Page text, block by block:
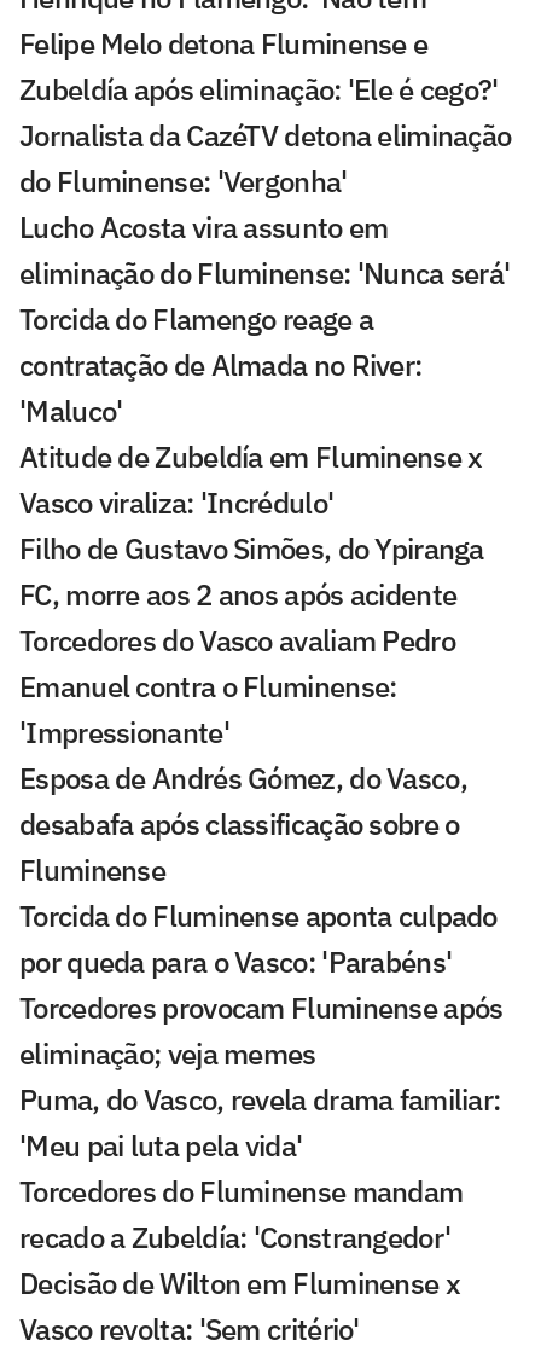
Felipe Melo detona Fluminense e
Zubeldía após eliminação: 'Ele é cego?'
Jornalista da CazéTV detona eliminação
do Fluminense: 'Vergonha'
Lucho Acosta vira assunto em
eliminação do Fluminense: 'Nunca será'
Torcida do Flamengo reage a
contratação de Almada no River:
'Maluco'
Atitude de Zubeldía em Fluminense x
Vasco viraliza: 'Incrédulo'
Filho de Gustavo Simões, do Ypiranga
FC, morre aos 2 anos após acidente
Torcedores do Vasco avaliam Pedro
Emanuel contra o Fluminense:
'Impressionante'
Esposa de Andrés Gómez, do Vasco,
desabafa após classificação sobre o
Fluminense
Torcida do Fluminense aponta culpado
por queda para o Vasco: 'Parabéns'
Torcedores provocam Fluminense após
eliminação; veja memes
Puma, do Vasco, revela drama familiar:
'Meu pai luta pela vida'
Torcedores do Fluminense mandam
recado a Zubeldía: 'Constrangedor'
Decisão de Wilton em Fluminense x
Vasco revolta: 'Sem critério'